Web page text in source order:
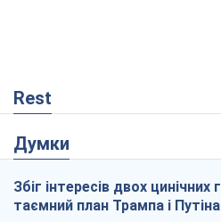
Rest
Думки
Збіг інтересів двох цинічних
таємний план Трампа і